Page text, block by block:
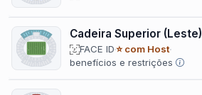
Cadeira Superior (Leste)
FACE ID⭐ com Host
benefícios e restrições